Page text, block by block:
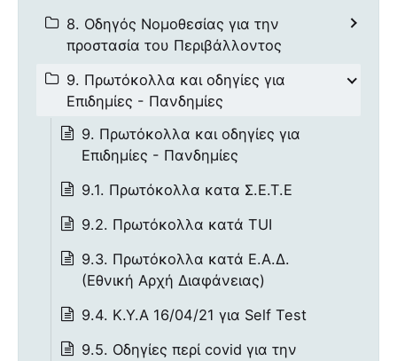
8. Οδηγός Νομοθεσίας για την
προστασία του Περιβάλλοντος
9. Πρωτόκολλα και οδηγίες για
Επιδημίες - Πανδημίες
9. Πρωτόκολλα και οδηγίες για
Επιδημίες - Πανδημίες
9.1. Πρωτόκολλα κατα Σ.Ε.Τ.Ε
9.2. Πρωτόκολλα κατά TUI
9.3. Πρωτόκολλα κατά Ε.Α.Δ.
(Εθνική Αρχή Διαφάνειας)
9.4. Κ.Υ.Α 16/04/21 για Self Test
9.5. Οδηγίες περί covid για την